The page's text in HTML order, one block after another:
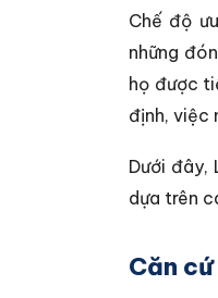
Chế độ
những
họ được
định, việc
Dưới đây,
dựa trên
Căn